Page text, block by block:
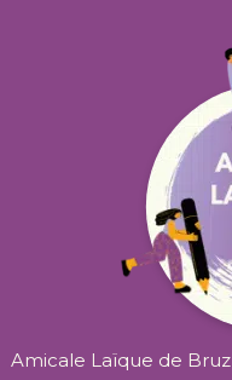
Amicale Laïque de Bruz